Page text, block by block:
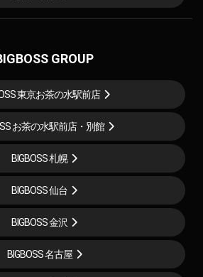
GROUP
東京お茶の水駅前店
お茶の水駅前店・別館
BIGBOSS 札幌
BIGBOSS 仙台
BIGBOSS 金沢
BIGBOSS 名古屋